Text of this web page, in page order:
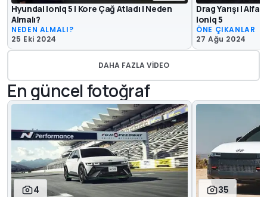
Hyundai Ioniq 5 | Kore Çağ Atladı | Neden
Almalı?
NEDEN ALMALI?
25 Eki 2024
Drag Yarışı |
Ioniq 5
ÖNE ÇIKANLAR
27 Ağu 2024
DAHA FAZLA VIDEO
En güncel fotoğraf
4 35